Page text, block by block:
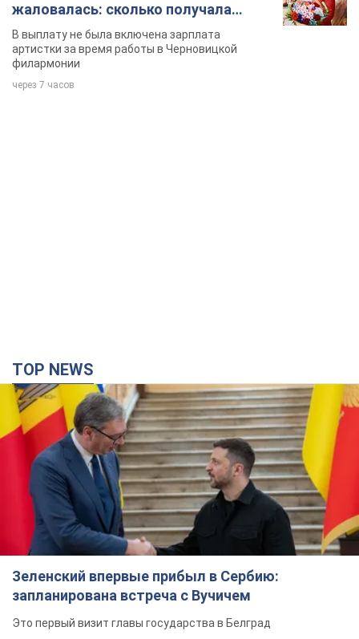
жаловалась: сколько получала
певица
В выплату не была включена зарплата
артистки за время работы в Черновицкой
филармонии
через 7 часов
TOP NEWS
Зеленский впервые прибыл в Сербию:
запланирована встреча с Вучичем
Это первый визит главы государства в Белград